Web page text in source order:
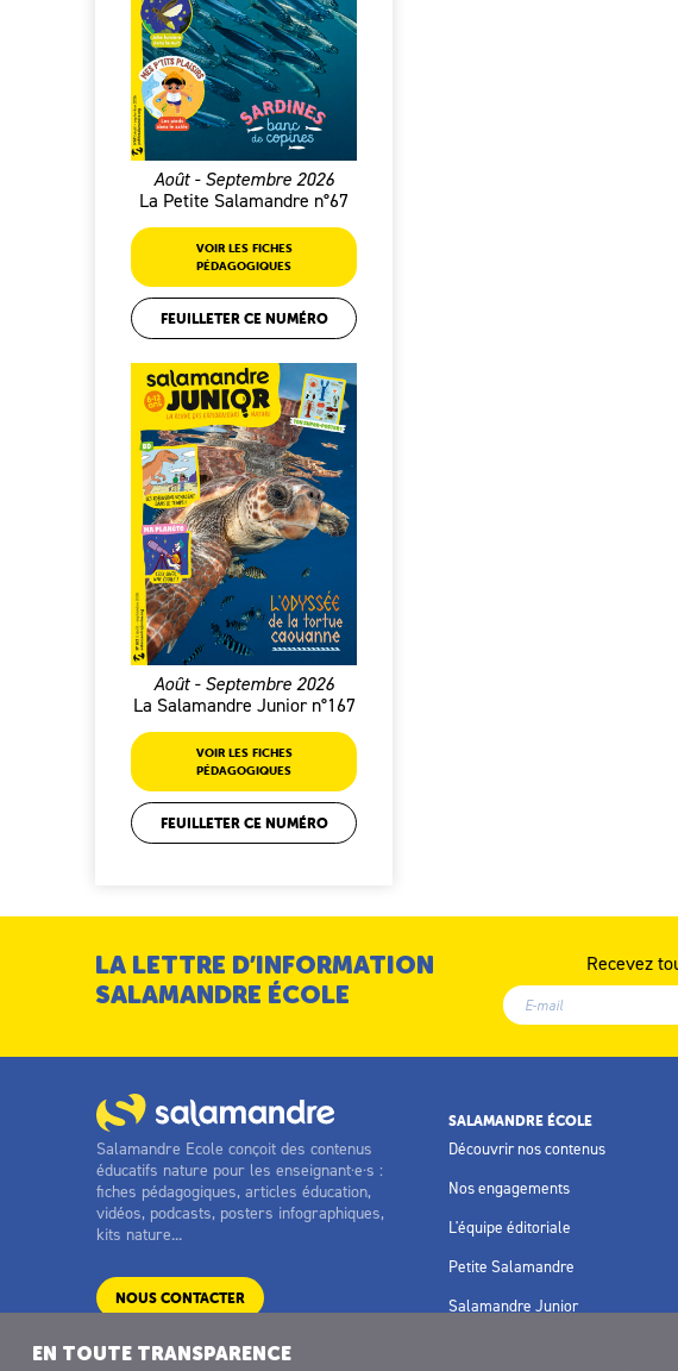
Août - Septembre 2026
La Petite Salamandre n°67
VOIR LES FICHES
PÉDAGOGIQUES
FEUILLETER CE NUMÉRO
Août - Septembre 2026
La Salamandre Junior n°167
VOIR LES FICHES
PÉDAGOGIQUES
FEUILLETER CE NUMÉRO
LA LETTRE D’INFORMATION
SALAMANDRE ÉCOLE
Recevez
Salamandre Ecole conçoit des contenus
éducatifs nature pour les enseignant·e·s :
fiches pédagogiques, articles éducation,
vidéos, podcasts, posters infographiques,
kits nature...
NOUS CONTACTER
SALAMANDRE ÉCOLE
Découvrir nos contenus
Nos engagements
L'équipe éditoriale
Petite Salamandre
Salamandre Junior
EN TOUTE TRANSPARENCE